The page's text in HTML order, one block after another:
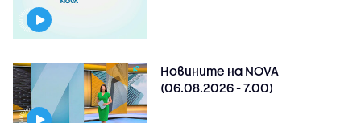
Новините на NOVA
(06.08.2026 - 7.00)